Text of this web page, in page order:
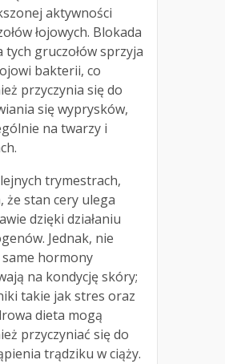
aktywności
łojowych. Blokada
tych gruczołów sprzyja
bakterii, co
przyczynia się do
się wyprysków,
na twarzy i
trymestrach,
że stan cery ulega
dzięki działaniu
Jednak, nie
hormony
na kondycję skóry;
takie jak stres oraz
dieta mogą
przyczyniać się do
trądziku w ciąży.